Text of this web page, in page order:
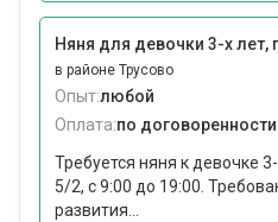
Няня для девочки 3-х лет,
в районе Трусово
Опыт:любой
Оплата:по договоренности
Требуется няня к девочке
5/2, с 9:00 до 19:00.
развития...